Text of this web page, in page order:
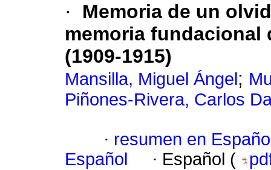
·
Memoria de un
memoria
(1909-1915)
Mansilla, Miguel Ángel ;
Piñones-Rivera, Carlos
· resumen en
Español
· Español (